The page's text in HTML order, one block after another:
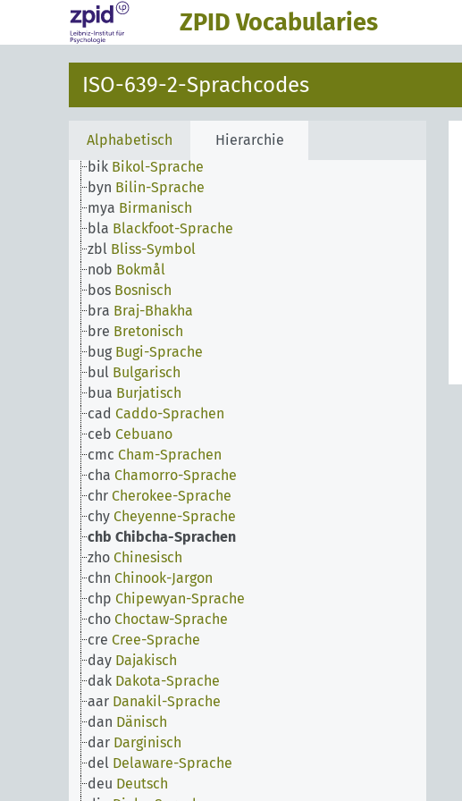
ZPID Vocabularies
ISO-639-2-Sprachcodes
Alphabetisch Hierarchie
bej Bedauye
bal Belutschisch
bem Bemba-Sprache
ben Bengali
ber Berbersprachen (Andere)
bih Bihari (Andere)
bik Bikol-Sprache
byn Bilin-Sprache
mya Birmanisch
bla Blackfoot-Sprache
zbl Bliss-Symbol
nob Bokmål
bos Bosnisch
bra Braj-Bhakha
bre Bretonisch
bug Bugi-Sprache
bul Bulgarisch
bua Burjatisch
cad Caddo-Sprachen
ceb Cebuano
cmc Cham-Sprachen
cha Chamorro-Sprache
chr Cherokee-Sprache
chy Cheyenne-Sprache
chb Chibcha-Sprachen
zho Chinesisch
chn Chinook-Jargon
chp Chipewyan-Sprache
cho Choctaw-Sprache
cre Cree-Sprache
day Dajakisch
dak Dakota-Sprache
aar Danakil-Sprache
dan Dänisch
dar Darginisch
del Delaware-Sprache
deu Deutsch